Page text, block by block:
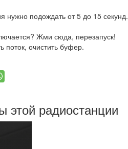
нужно подождать от 5 до 15 секунд.
Жми сюда, перезапуск!
поток, очистить буфер.
этой радиостанции